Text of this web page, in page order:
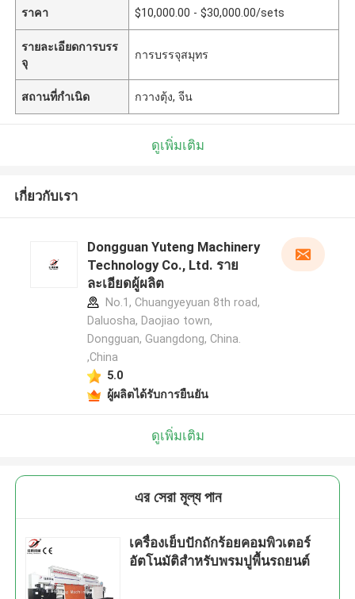
ราคา $10,000.00 - $30,000.00/sets
รายละเอียดการบรร
จุ
การบรรจุสมุทร
สถานที่กำเนิด กวางตุ้ง, จีน
ดูเพิ่มเติม
เกี่ยวกับเรา
Dongguan Yuteng Machinery
Technology Co., Ltd. ราย
ละเอียดผู้ผลิต
No.1, Chuangyeyuan 8th road,
Daluosha, Daojiao town,
Dongguan, Guangdong, China.
,China
5.0
ผู้ผลิตได้รับการยืนยัน
ดูเพิ่มเติม
এর সেরা মূল্য পান
เครื่องเย็บปักถักร้อยคอมพิวเตอร์
อัตโนมัติสำหรับพรมปูพื้นรถยนต์